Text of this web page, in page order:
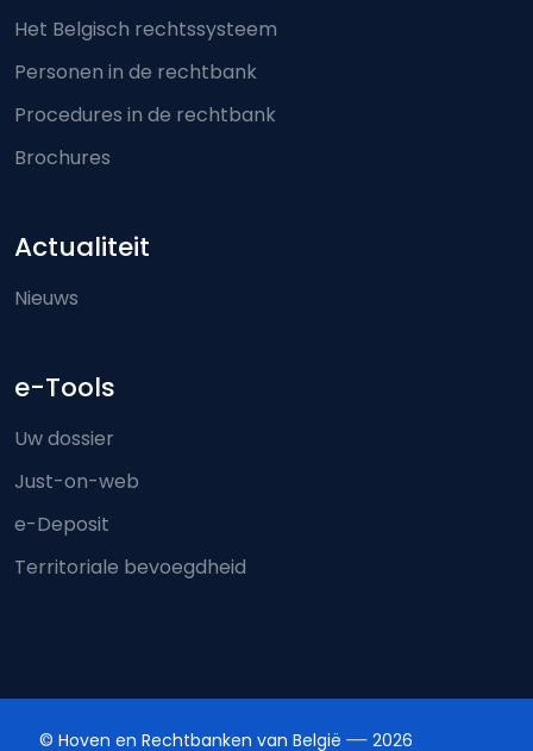
Het Belgisch rechtssysteem
Personen in de rechtbank
Procedures in de rechtbank
Brochures
Actualiteit
Nieuws
e-Tools
Uw dossier
Just-on-web
e-Deposit
Territoriale bevoegdheid
© Hoven en Rechtbanken van België 2026